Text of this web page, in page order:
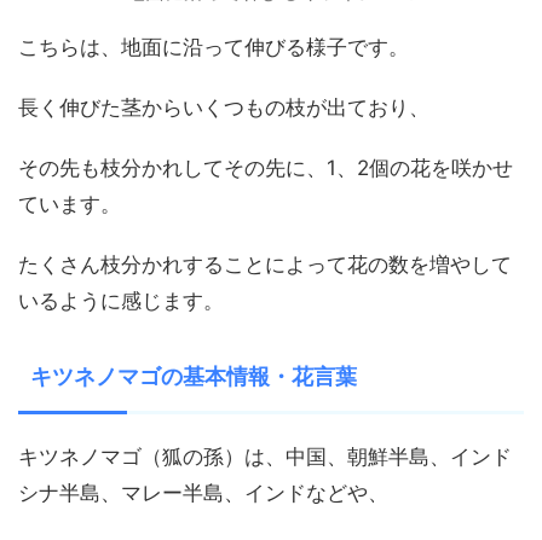
こちらは、地面に沿って伸びる様子です。
長く伸びた茎からいくつもの枝が出ており、
その先も枝分かれしてその先に、1、2個の花を咲かせ
ています。
たくさん枝分かれすることによって花の数を増やして
いるように感じます。
キツネノマゴの基本情報・花言葉
キツネノマゴ（狐の孫）は、中国、朝鮮半島、インド
シナ半島、マレー半島、インドなどや、